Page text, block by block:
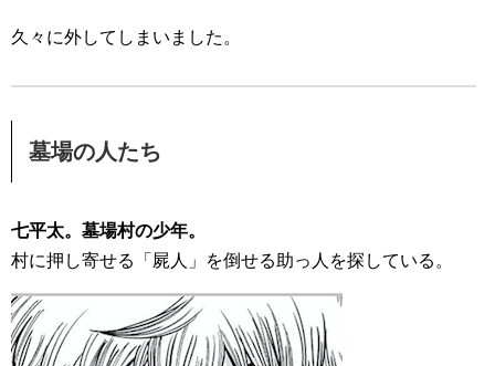
久々に外してしまいました。
墓場の人たち
七平太。墓場村の少年。
村に押し寄せる「屍人」を倒せる助っ人を探している。